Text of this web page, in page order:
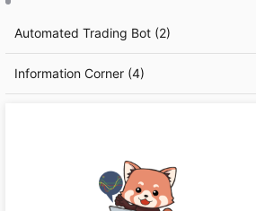
Automated Trading Bot (2)
Information Corner (4)